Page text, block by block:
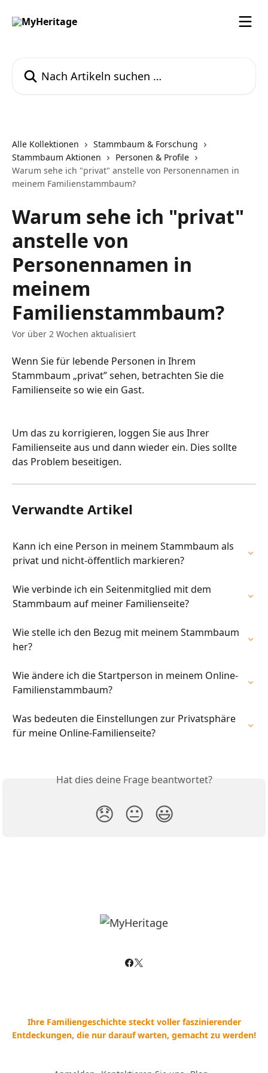
Alle Kollektionen
Stammbaum & Forschung
Stammbaum Aktionen
Personen & Profile
Warum sehe ich "privat" anstelle von Personennamen in
meinem Familienstammbaum?
Warum sehe ich "privat"
anstelle von
Personennamen in
meinem
Familienstammbaum?
Vor über 2 Wochen aktualisiert
Wenn Sie für lebende Personen in Ihrem
Stammbaum „privat” sehen, betrachten Sie die
Familienseite so wie ein Gast.
Um das zu korrigieren, loggen Sie aus Ihrer
Familienseite aus und dann wieder ein. Dies sollte
das Problem beseitigen.
Verwandte Artikel
Kann ich eine Person in meinem Stammbaum als
privat und nicht-öffentlich markieren?
Wie verbinde ich ein Seitenmitglied mit dem
Stammbaum auf meiner Familienseite?
Wie stelle ich den Bezug mit meinem Stammbaum
her?
Wie ändere ich die Startperson in meinem Online-
Familienstammbaum?
Was bedeuten die Einstellungen zur Privatsphäre
für meine Online-Familienseite?
Hat dies deine Frage beantwortet?
😞 😐 😃
Ihre Familiengeschichte steckt voller faszinierender
Entdeckungen, die nur darauf warten, gemacht zu werden!